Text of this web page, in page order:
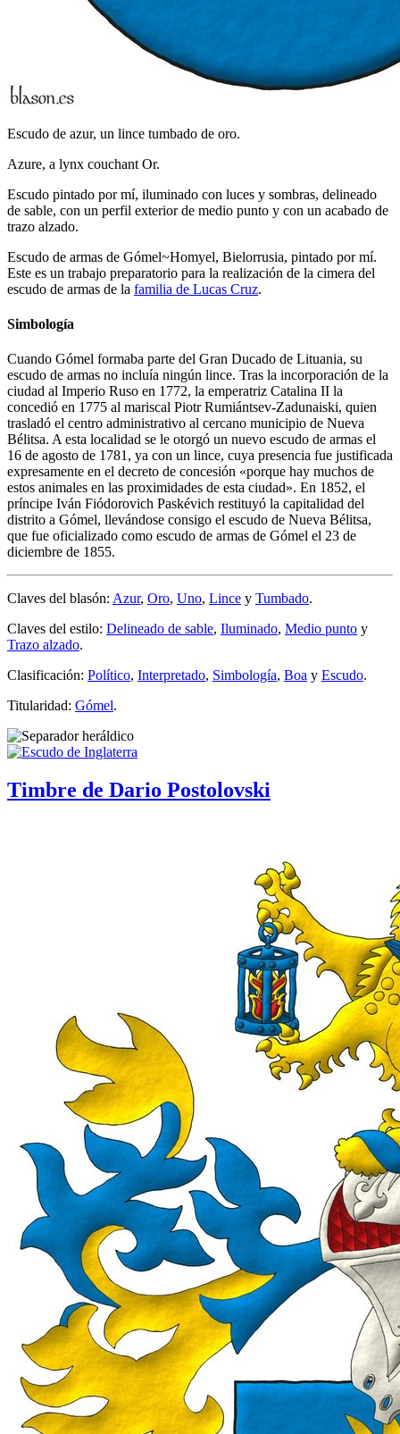
Escudo de azur, un lince tumbado de oro.
Azure, a lynx couchant Or.
Escudo pintado por mí, iluminado con luces y sombras, delineado
de sable, con un perfil exterior de medio punto y con un acabado de
trazo alzado.
Escudo de armas de Gómel~Homyel, Bielorrusia, pintado por mí.
Este es un trabajo preparatorio para la realización de la cimera del
escudo de armas de la familia de Lucas Cruz.
Simbología
Cuando Gómel formaba parte del Gran Ducado de Lituania, su
escudo de armas no incluía ningún lince. Tras la incorporación de la
ciudad al Imperio Ruso en 1772, la emperatriz Catalina II la
concedió en 1775 al mariscal Piotr Rumiántsev-Zadunaiski, quien
trasladó el centro administrativo al cercano municipio de Nueva
Bélitsa. A esta localidad se le otorgó un nuevo escudo de armas el
16 de agosto de 1781, ya con un lince, cuya presencia fue justificada
expresamente en el decreto de concesión «porque hay muchos de
estos animales en las proximidades de esta ciudad». En 1852, el
príncipe Iván Fiódorovich Paskévich restituyó la capitalidad del
distrito a Gómel, llevándose consigo el escudo de Nueva Bélitsa,
que fue oficializado como escudo de armas de Gómel el 23 de
diciembre de 1855.
Claves del blasón: Azur, Oro, Uno, Lince y Tumbado.
Claves del estilo: Delineado de sable, Iluminado, Medio punto y
Trazo alzado.
Clasificación: Político, Interpretado, Simbología, Boa y Escudo.
Titularidad: Gómel.
Timbre de Dario Postolovski